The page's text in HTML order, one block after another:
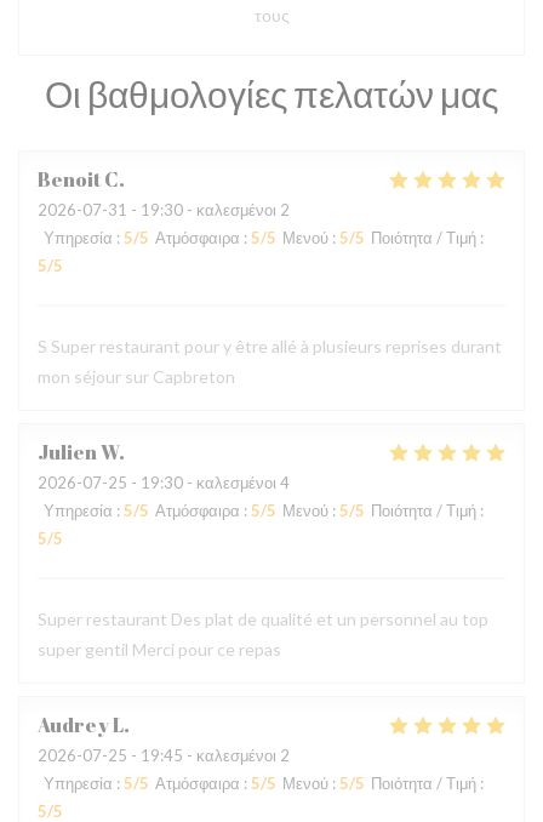
Οι βαθμολογίες πελατών μας
BenoitC
2026-07-31 - 19:30 - καλεσμένοι 2
Υπηρεσία : 5/5 Ατμόσφαιρα : 5/5 Μενού : 5/5 Ποιότητα / Τιμή :
5/5
S Super restaurant pour y être allé à plusieurs reprises durant
mon séjour sur Capbreton
JulienW
2026-07-25 - 19:30 - καλεσμένοι 4
Υπηρεσία : 5/5 Ατμόσφαιρα : 5/5 Μενού : 5/5 Ποιότητα / Τιμή :
5/5
Super restaurant Des plat de qualité et un personnel au top
super gentil Merci pour ce repas
AudreyL
2026-07-25 - 19:45 - καλεσμένοι 2
Υπηρεσία : 5/5 Ατμόσφαιρα : 5/5 Μενού : 5/5 Ποιότητα / Τιμή :
5/5
τους